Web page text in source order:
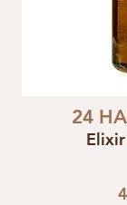
24